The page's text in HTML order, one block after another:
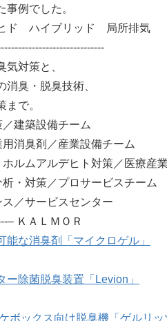
例でした。
ド ハイブリッド 局所排気
対策と、
臭・脱臭技術、
で。
築設備チーム
臭剤／産業設備チーム
ルムアルデヒト対策／医療
対策／プロサービスチーム
サービスセンター
– ＫＡＬＭＯＲ
能な消臭剤「マイクロゲル」
ー除菌脱臭装置「Levion」
ボックス向け脱臭機「ゲルリッ